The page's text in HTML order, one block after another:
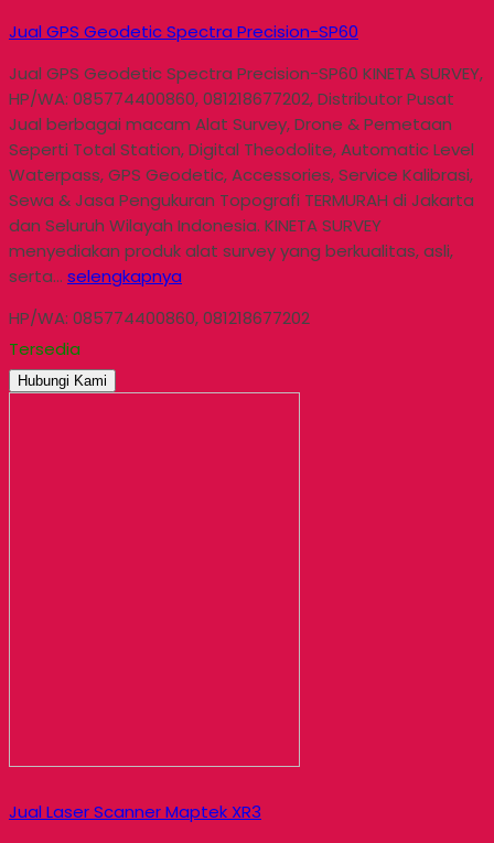
Jual GPS Geodetic Spectra Precision-SP60
Jual GPS Geodetic Spectra Precision-SP60 KINETA SURVEY,
HP/WA: 085774400860, 081218677202, Distributor Pusat
Jual berbagai macam Alat Survey, Drone & Pemetaan
Seperti Total Station, Digital Theodolite, Automatic Level
Waterpass, GPS Geodetic, Accessories, Service Kalibrasi,
Sewa & Jasa Pengukuran Topografi TERMURAH di Jakarta
dan Seluruh Wilayah Indonesia. KINETA SURVEY
menyediakan produk alat survey yang berkualitas, asli,
serta… selengkapnya
HP/WA: 085774400860, 081218677202
Tersedia
Hubungi Kami
Jual Laser Scanner Maptek XR3